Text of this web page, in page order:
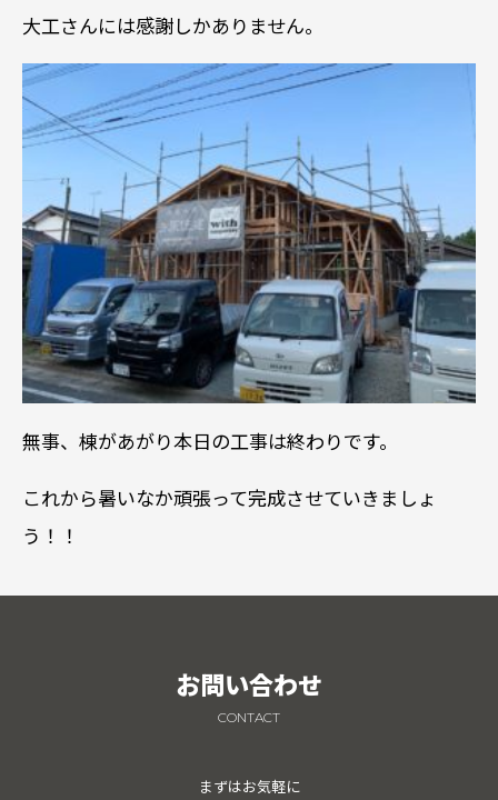
大工さんには感謝しかありません。
無事、棟があがり本日の工事は終わりです。
これから暑いなか頑張って完成させていきましょ
う！！
お問い合わせ
CONTACT
まずはお気軽に